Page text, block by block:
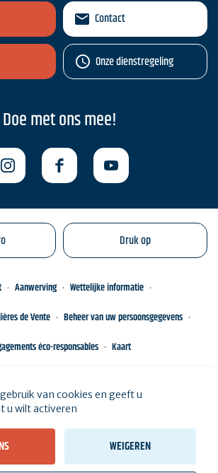
Contact
Onze dienstregeling
Doe met ons mee!
Druk op
Aanwerving
Wettelijke informatie
de Vente
Beheer van uw persoonsgegevens
éco-responsables
Kaart
van cookies en geeft u
u wilt activeren
WEIGEREN